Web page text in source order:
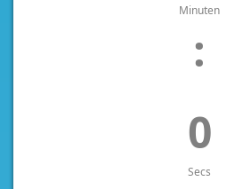
Minuten
:
0
Secs